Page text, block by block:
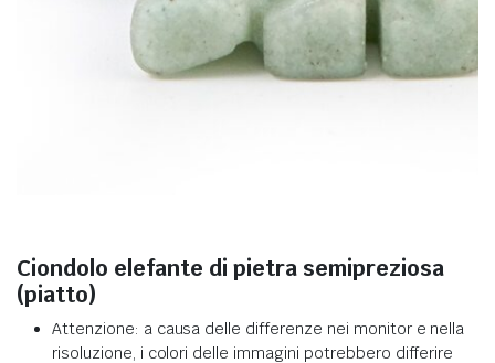
Ciondolo elefante di pietra semipreziosa
(piatto)
Attenzione: a causa delle differenze nei monitor e nella
risoluzione, i colori delle immagini potrebbero differire